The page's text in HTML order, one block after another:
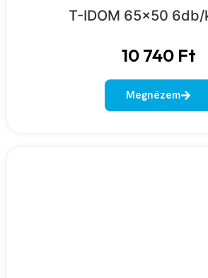
T-IDOM 65×50
10 740 Ft
Megnézem